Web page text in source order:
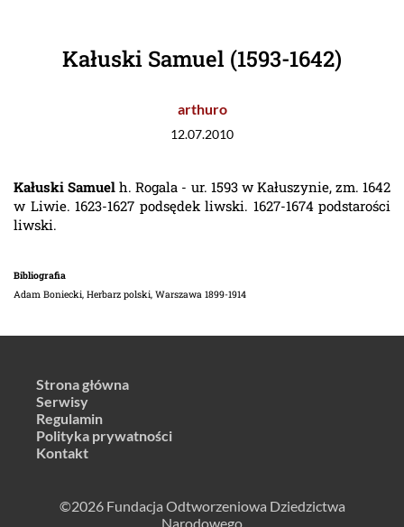
Kałuski Samuel (1593-1642)
arthuro
12.07.2010
Kałuski Samuel h. Rogala - ur. 1593 w Kałuszynie, zm. 1642
w Liwie. 1623-1627 podsędek liwski. 1627-1674 podstarości
liwski.
Bibliografia
Adam Boniecki, Herbarz polski, Warszawa 1899-1914
Strona główna
Serwisy
Regulamin
Polityka prywatności
Kontakt
©2026 Fundacja Odtworzeniowa Dziedzictwa
Narodowego